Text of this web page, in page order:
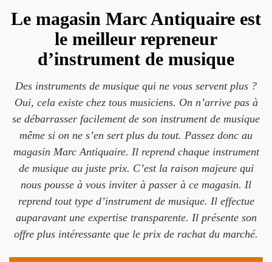
Le magasin Marc Antiquaire est
le meilleur repreneur
d’instrument de musique
Des instruments de musique qui ne vous servent plus ?
Oui, cela existe chez tous musiciens. On n’arrive pas à
se débarrasser facilement de son instrument de musique
même si on ne s’en sert plus du tout. Passez donc au
magasin Marc Antiquaire. Il reprend chaque instrument
de musique au juste prix. C’est la raison majeure qui
nous pousse à vous inviter à passer à ce magasin. Il
reprend tout type d’instrument de musique. Il effectue
auparavant une expertise transparente. Il présente son
offre plus intéressante que le prix de rachat du marché.